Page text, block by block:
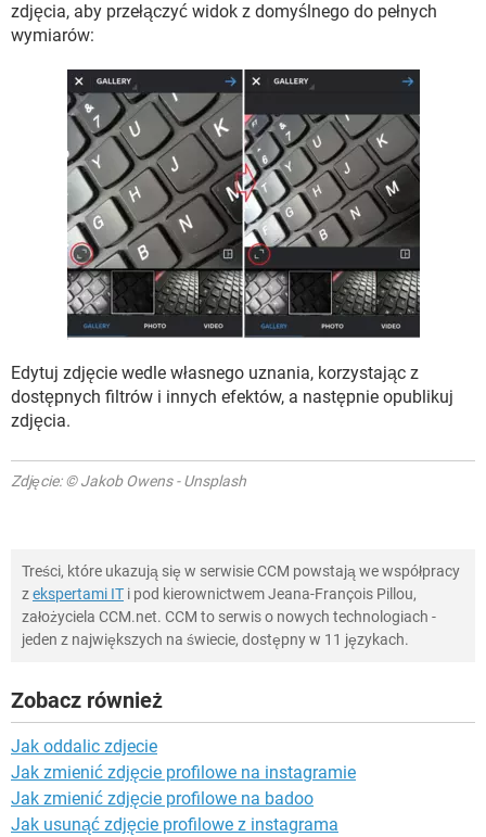
zdjęcia, aby przełączyć widok z domyślnego do pełnych
wymiarów:
Edytuj zdjęcie wedle własnego uznania, korzystając z
dostępnych filtrów i innych efektów, a następnie opublikuj
zdjęcia.
Zdjęcie: © Jakob Owens - Unsplash
Treści, które ukazują się w serwisie CCM powstają we współpracy
zekspertami IT i pod kierownictwem Jeana-François Pillou,
założyciela CCM.net. CCM to serwis o nowych technologiach -
jeden z największych na świecie, dostępny w 11 językach.
Zobacz również
Jak oddalic zdjecie
Jak zmienić zdjęcie profilowe na instagramie
Jak zmienić zdjęcie profilowe na badoo
Jak usunąć zdjęcie profilowe z instagrama